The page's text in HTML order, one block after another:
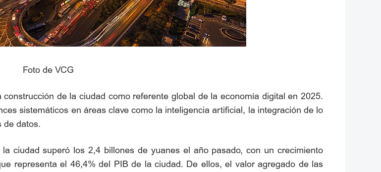
Foto de VCG
de la ciudad como referente global de la economía digital en 2025.
sistemáticos en áreas clave como la inteligencia artificial, la integración de lo
de datos.
ciudad superó los 2,4 billones de yuanes el año pasado, con un crecimiento
representa el 46,4% del PIB de la ciudad. De ellos, el valor agregado de las